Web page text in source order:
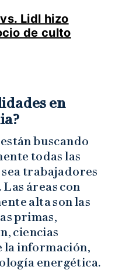
Lidl hizo
de culto
en
buscando
todas las
trabajadores
áreas con
alta son las
primas,
ciencias
la información,
energética.